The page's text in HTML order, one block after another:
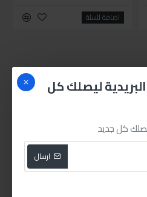
ليصلك كل
كل جديد
ارسال
اضافة للسلة
للاسف غير متوفر حاليا